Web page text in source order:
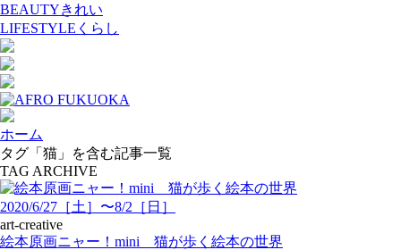
BEAUTYきれい
LIFESTYLE くらし
ホーム
タグ「猫」を含む記事一覧
TAG ARCHIVE
2020/6/27［土］〜8/2［日］
art-creative
絵本原画ニャー！mini 猫が歩く絵本の世界